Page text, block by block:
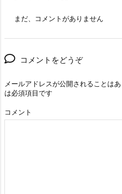
まだ、コメントがありません
コメントをどうぞ
メールアドレスが公開されることはあ
は必須項目です
コメント